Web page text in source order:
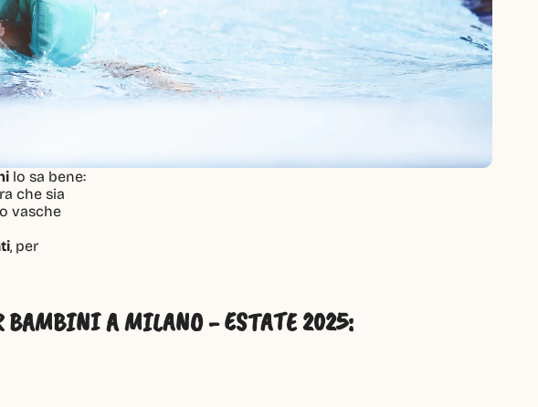
lo sa bene:
che sia
vasche
, per
BAMBINI A MILANO - ESTATE 2025: